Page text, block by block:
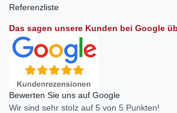
Referenzliste
Das sagen unsere Kunden bei Google
Bewerten Sie uns auf Google
Wir sind sehr stolz auf 5 von 5 Punkten!